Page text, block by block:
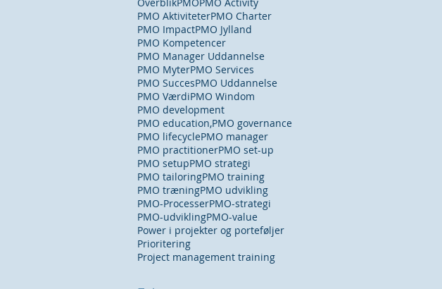
PMO AktiviteterPMO Charter
PMO ImpactPMO Jylland
PMO Kompetencer
PMO Manager Uddannelse
PMO MyterPMO Services
PMO SuccesPMO Uddannelse
PMO VærdiPMO Windom
PMO development
PMO education,PMO governance
PMO lifecyclePMO manager
PMO practitionerPMO set-up
PMO setupPMO strategi
PMO tailoringPMO training
PMO træningPMO udvikling
PMO-ProcesserPMO-strategi
PMO-udviklingPMO-value
Power i projekter og porteføljer
Prioritering
Project management training